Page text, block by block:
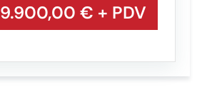
9.900,00 € + PDV